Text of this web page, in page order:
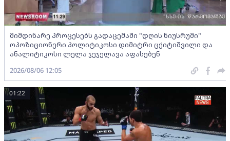
მიმდინარე პროცესებს გადაცემაში "დღის ნიუსრუმი"
ოპოზიციონერი პოლიტიკოსი დიმიტრი ცქიტიშვილი და
ანალიტიკოსი ლელა ჯეჯელავა აფასებენ
2026/08/06 12:05
01:22